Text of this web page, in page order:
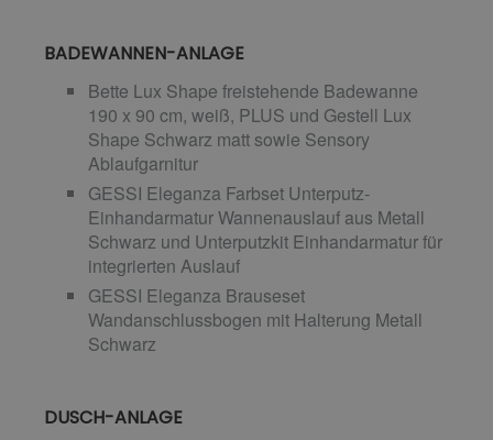
BADEWANNEN-ANLAGE
Bette Lux Shape freistehende Badewanne
190 x 90 cm, weiß, PLUS und Gestell Lux
Shape Schwarz matt sowie Sensory
Ablaufgarnitur
GESSI Eleganza Farbset Unterputz-
Einhandarmatur Wannenauslauf aus Metall
Schwarz und Unterputzkit Einhandarmatur für
integrierten Auslauf
GESSI Eleganza Brauseset
Wandanschlussbogen mit Halterung Metall
Schwarz
DUSCH-ANLAGE